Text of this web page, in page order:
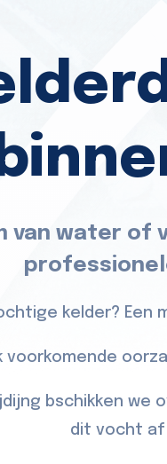
van water of
kelder? Een
voorkomende
bschikken we
dit vocht af